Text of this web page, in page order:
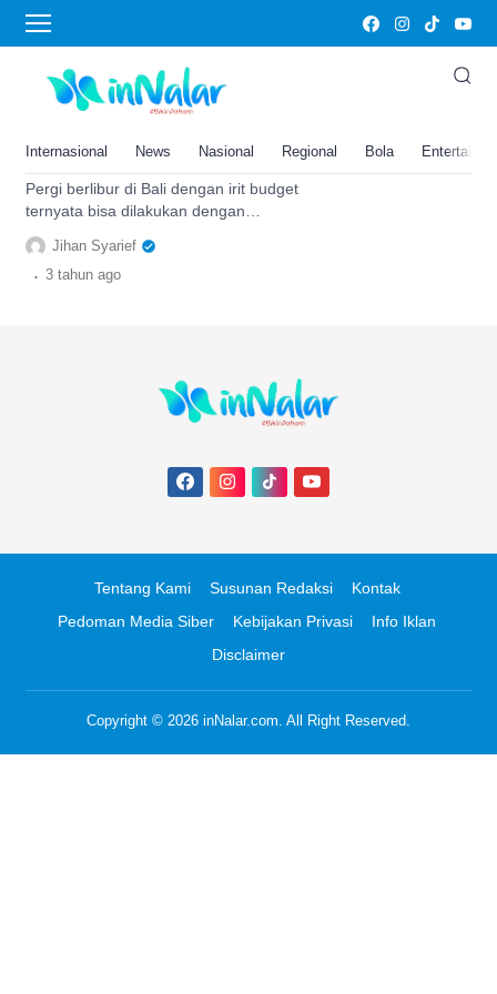
Internasional News Nasional Regional Bola
irit budget
6 Destinasi Wisata Irit Budget di
Bali: Cocok Buat Kaum Hemat di
Rekomendasi?
Pergi berlibur di Bali dengan irit budget
ternyata bisa dilakukan dengan
mengunjungi daftar wisata menarik, cek
selengkapnya di sini.
Jihan Syarief
. 3 tahun ago
Tentang Kami Susunan Redaksi
Kontak
Pedoman Media Siber
Kebijakan Privasi
Info Iklan
Disclaimer
Copyright © 2026 inNalar.com. All Right Reserved.